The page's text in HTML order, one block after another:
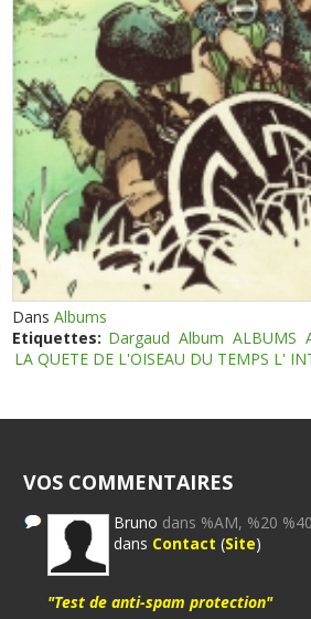
DansAlbums
Etiquettes: Dargaud Album ALBUMS
LA QUETE DE L'OISEAU DU TEMPS L'
VOS COMMENTAIRES
Bruno dans %AM, %20
dans Contact (Site)
"Test de anti-spam protection"